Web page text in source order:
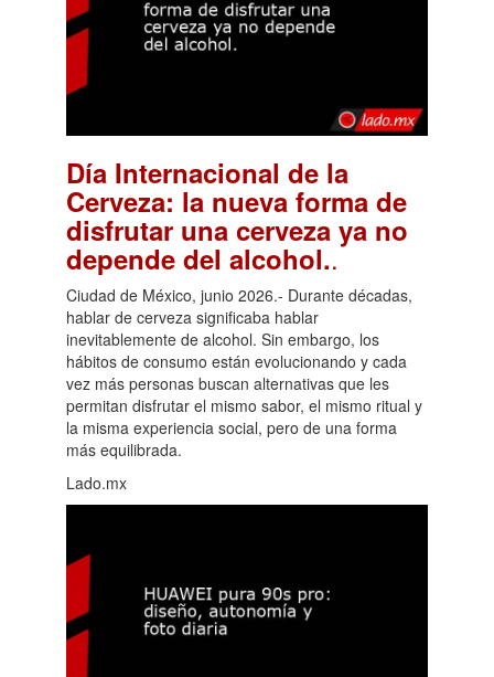
Día Internacional de la
Cerveza: la nueva forma de
disfrutar una cerveza ya no
depende del alcohol..
Ciudad de México, junio 2026.- Durante décadas,
hablar de cerveza significaba hablar
inevitablemente de alcohol. Sin embargo, los
hábitos de consumo están evolucionando y cada
vez más personas buscan alternativas que les
permitan disfrutar el mismo sabor, el mismo ritual y
la misma experiencia social, pero de una forma
más equilibrada.
Lado.mx